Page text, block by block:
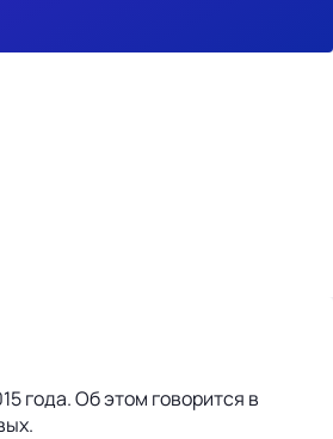
года. Об этом говорится в